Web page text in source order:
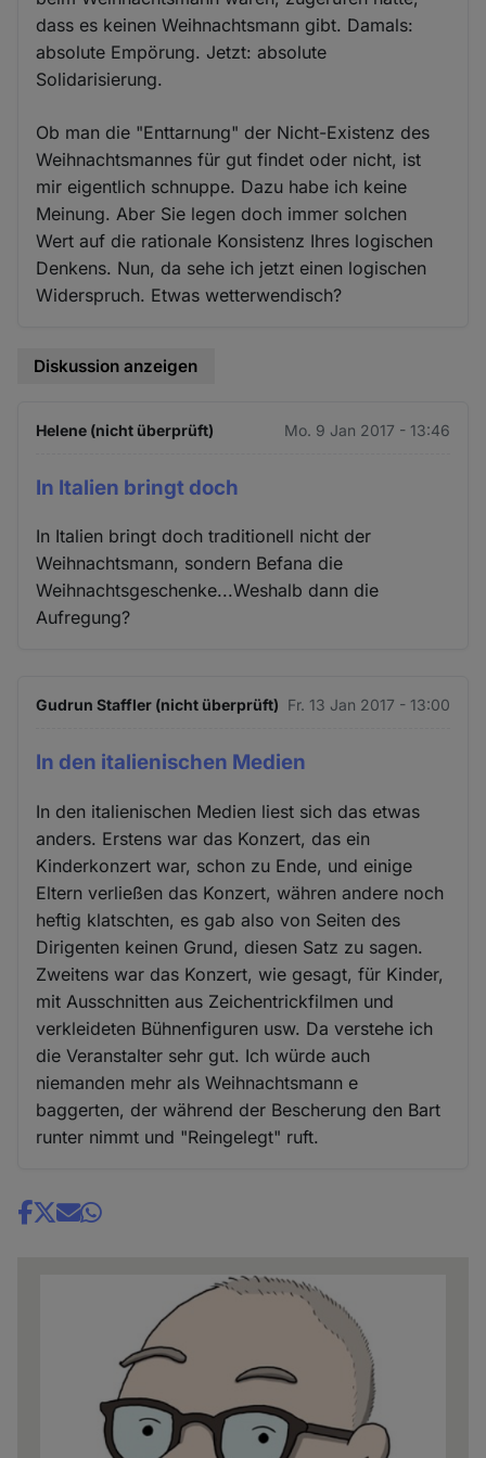
dass es keinen Weihnachtsmann gibt. Damals:
absolute Empörung. Jetzt: absolute
Solidarisierung.
Ob man die "Enttarnung" der Nicht-Existenz des
Weihnachtsmannes für gut findet oder nicht, ist
mir eigentlich schnuppe. Dazu habe ich keine
Meinung. Aber Sie legen doch immer solchen
Wert auf die rationale Konsistenz Ihres logischen
Denkens. Nun, da sehe ich jetzt einen logischen
Widerspruch. Etwas wetterwendisch?
Diskussion anzeigen
Helene (nicht überprüft) Mo. 9 Jan 2017 - 13:46
In Italien bringt doch
In Italien bringt doch traditionell nicht der
Weihnachtsmann, sondern Befana die
Weihnachtsgeschenke...Weshalb dann die
Aufregung?
Gudrun Staffler (nicht überprüft) Fr. 13 Jan 2017 - 13:00
In den italienischen Medien
In den italienischen Medien liest sich das etwas
anders. Erstens war das Konzert, das ein
Kinderkonzert war, schon zu Ende, und einige
Eltern verließen das Konzert, währen andere noch
heftig klatschten, es gab also von Seiten des
Dirigenten keinen Grund, diesen Satz zu sagen.
Zweitens war das Konzert, wie gesagt, für Kinder,
mit Ausschnitten aus Zeichentrickfilmen und
verkleideten Bühnenfiguren usw. Da verstehe ich
die Veranstalter sehr gut. Ich würde auch
niemanden mehr als Weihnachtsmann e
baggerten, der während der Bescherung den Bart
runter nimmt und "Reingelegt" ruft.
Share